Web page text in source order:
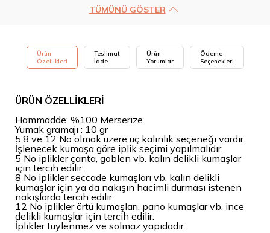
TÜMÜNÜ GÖSTER
Ürün
Özellikleri
Teslimat
İade
Ürün
Yorumlar
Ödeme
Seçenekleri
ÜRÜN ÖZELLİKLERİ
Hammadde: %100 Merserize
Yumak gramajı : 10 gr
5,8 ve 12 No olmak üzere üç kalınlık seçeneği vardır.
İşlenecek kumaşa göre iplik seçimi yapılmalıdır.
5 No iplikler çanta, goblen vb. kalın delikli kumaşlar
için tercih edilir.
8 No iplikler seccade kumaşları vb. kalın delikli
kumaşlar için ya da nakışın hacimli durması istenen
nakışlarda tercih edilir.
12 No iplikler örtü kumaşları, pano kumaşlar vb. ince
delikli kumaşlar için tercih edilir.
İplikler tüylenmez ve solmaz yapıdadır.